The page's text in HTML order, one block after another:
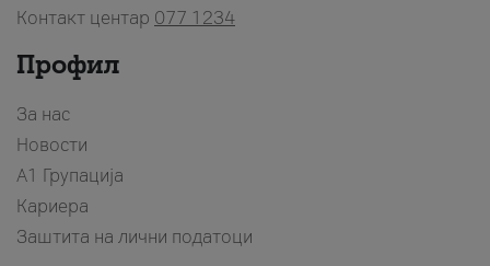
Контакт центар 077 1234
Профил
За нас
Новости
А1 Групација
Кариера
Заштита на лични податоци